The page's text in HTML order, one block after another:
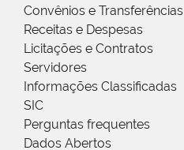
Convênios e Transferências
Receitas e Despesas
Licitações e Contratos
Servidores
Informações Classificadas
SIC
Perguntas frequentes
Dados Abertos